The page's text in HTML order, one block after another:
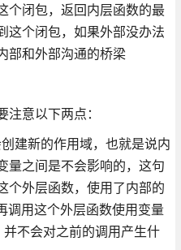
个闭包，返回内层函数的最
这个闭包，如果外部没办法
部和外部沟通的桥梁
意以下两点：
建新的作用域，也就是说内
量之间是不会影响的，这句
个外层函数，使用了内部的
调用这个外层函数使用变量
不会对之前的调用产生什